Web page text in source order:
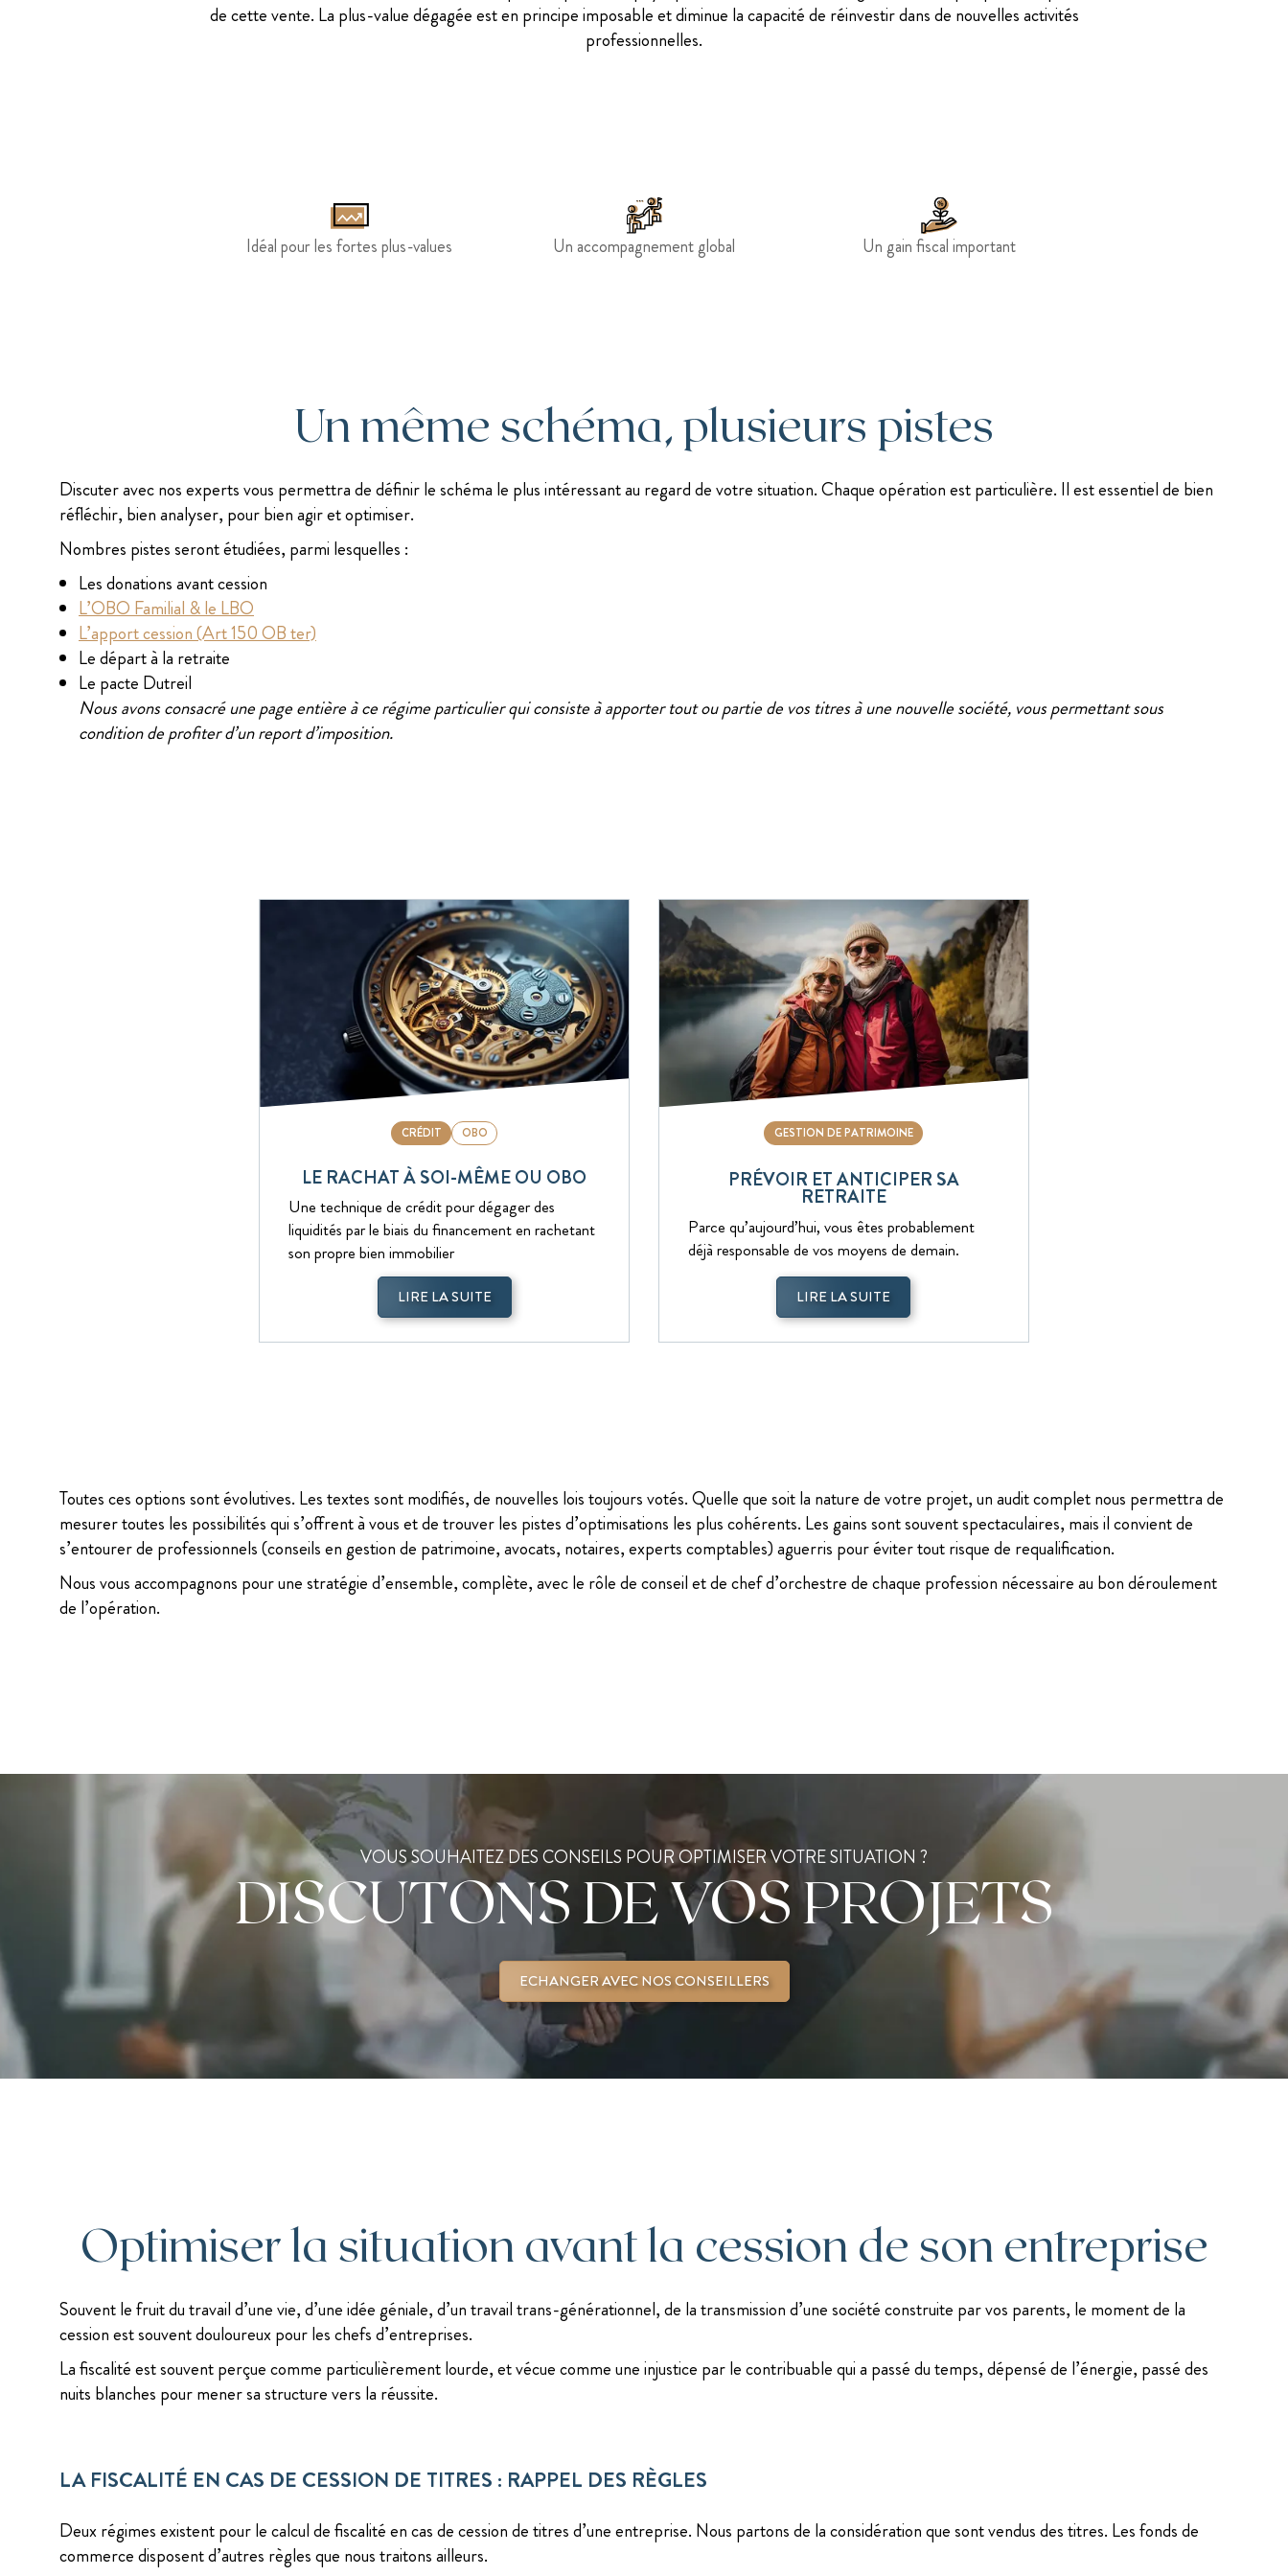
de cette vente. La plus-value dégagée est en principe imposable et diminue la capacité de réinvestir dans de nouvelles activités
professionnelles.
Idéal pour les fortes plus-values Un accompagnement global Un gain fiscal important
Un même schéma, plusieurs pistes
Discuter avec nos experts vous permettra de définir le schéma le plus intéressant au regard de votre situation. Chaque opération est particulière. Il est essentiel de bien
réfléchir, bien analyser, pour bien agir et optimiser.
Nombres pistes seront étudiées, parmi lesquelles :
Les donations avant cession
L’OBO Familial & le LBO
L’apport cession (Art 150 OB ter)
Le départ à la retraite
Le pacte Dutreil
Nous avons consacré une page entière à ce régime particulier qui consiste à apporter tout ou partie de vos titres à une nouvelle société, vous permettant sous
condition de profiter d’un report d’imposition.
CRÉDIT OBO
LE RACHAT À SOI-MÊME OU OBO
Une technique de crédit pour dégager des
liquidités par le biais du financement en rachetant
son propre bien immobilier
LIRE LA SUITE
GESTION DE PATRIMOINE
PRÉVOIR ET ANTICIPER SA
RETRAITE
Parce qu’aujourd’hui, vous êtes probablement
déjà responsable de vos moyens de demain.
LIRE LA SUITE
Toutes ces options sont évolutives. Les textes sont modifiés, de nouvelles lois toujours votés. Quelle que soit la nature de votre projet, un audit complet nous permettra de
mesurer toutes les possibilités qui s’offrent à vous et de trouver les pistes d’optimisations les plus cohérents. Les gains sont souvent spectaculaires, mais il convient de
s’entourer de professionnels (conseils en gestion de patrimoine, avocats, notaires, experts comptables) aguerris pour éviter tout risque de requalification.
Nous vous accompagnons pour une stratégie d’ensemble, complète, avec le rôle de conseil et de chef d’orchestre de chaque profession nécessaire au bon déroulement
de l’opération.
VOUS SOUHAITEZ DES CONSEILS POUR OPTIMISER VOTRE SITUATION ?
DISCUTONS DE VOS PROJETS
ECHANGER AVEC NOS CONSEILLERS
Optimiser la situation avant la cession de son entreprise
Souvent le fruit du travail d’une vie, d’une idée géniale, d’un travail trans-générationnel, de la transmission d’une société construite par vos parents, le moment de la
cession est souvent douloureux pour les chefs d’entreprises.
La fiscalité est souvent perçue comme particulièrement lourde, et vécue comme une injustice par le contribuable qui a passé du temps, dépensé de l’énergie, passé des
nuits blanches pour mener sa structure vers la réussite.
LA FISCALITÉ EN CAS DE CESSION DE TITRES : RAPPEL DES RÈGLES
Deux régimes existent pour le calcul de fiscalité en cas de cession de titres d’une entreprise. Nous partons de la considération que sont vendus des titres. Les fonds de
commerce disposent d’autres règles que nous traitons ailleurs.